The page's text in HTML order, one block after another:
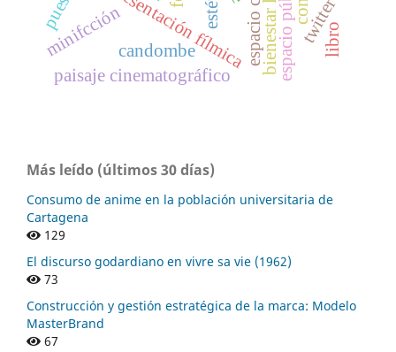
representación fílmica
minifcción
paisaje cinematográfico
candombe
twitter
libro
Más leído (últimos 30 días)
Consumo de anime en la población universitaria de
Cartagena
129
El discurso godardiano en vivre sa vie (1962)
73
Construcción y gestión estratégica de la marca: Modelo
MasterBrand
67